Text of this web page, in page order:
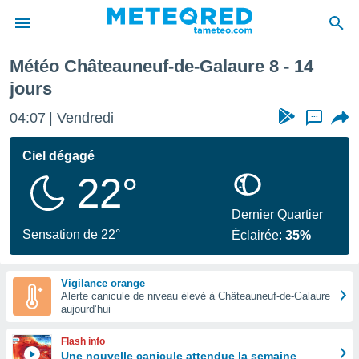
de
a
par
en
Météo Châteauneuf-de-Galaure 8 - 14
jours
04:07 Vendredi ...
Ciel dégagé
22°
Sensation de 22°
Dernier Quartier
Éclairée:35%
Vigilance orange
Alerte canicule de niveau élevé à Châteauneuf-de-Galaure
aujourd’hui
Flash info
Une nouvelle canicule attendue la semaine